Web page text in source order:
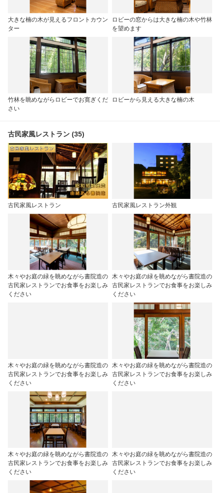
大きな楠の木が見えるフロントカウン
ター
ロビーの窓からは大きな楠の木や竹林
を望めます
竹林を眺めながらロビーでお寛ぎくだ
さい
ロビーから見える大きな楠の木
古民家風レストラン (35)
古民家風レストラン 古民家風レストラン外観
木々やお庭の緑を眺めながら書院造の
古民家レストランでお食事をお楽しみ
ください
木々やお庭の緑を眺めながら書院造の
古民家レストランでお食事をお楽しみ
ください
木々やお庭の緑を眺めながら書院造の
古民家レストランでお食事をお楽しみ
ください
木々やお庭の緑を眺めながら書院造の
古民家レストランでお食事をお楽しみ
ください
木々やお庭の緑を眺めながら書院造の
古民家レストランでお食事をお楽しみ
ください
木々やお庭の緑を眺めながら書院造の
古民家レストランでお食事をお楽しみ
ください